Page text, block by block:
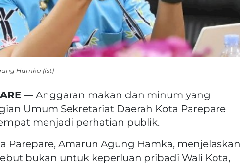
Hamka (ist)
— Anggaran makan dan minum yang
Umum Sekretariat Daerah Kota Parepare
menjadi perhatian publik.
Parepare, Amarun Agung Hamka, menjelaskan
bukan untuk keperluan pribadi Wali Kota,